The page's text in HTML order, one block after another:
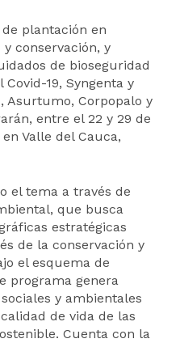
plantación en
conservación, y
de bioseguridad
19, Syngenta y
Asurtumo, Corpopalo y
entre el 22 y 29 de
Valle del Cauca,
el tema a través de
que busca
estratégicas
de la conservación y
el esquema de
programa genera
y ambientales
de vida de las
Cuenta con la